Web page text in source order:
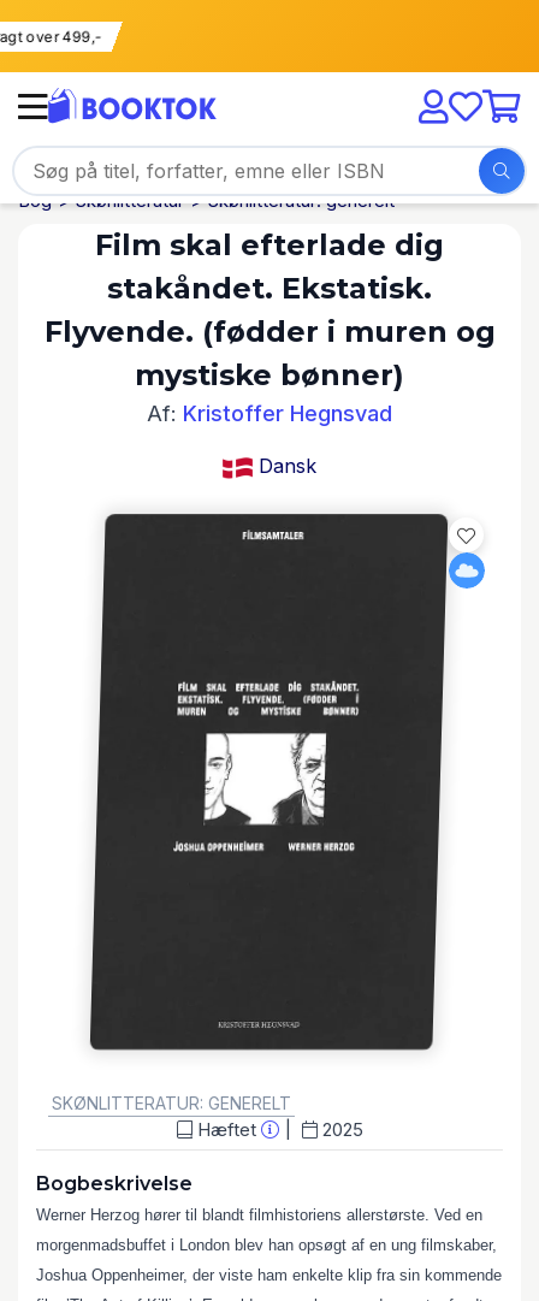
over 499,-
Bog Skønlitteratur Skønlitteratur: generelt
Film skal efterlade dig
stakåndet. Ekstatisk.
Flyvende. (fødder i muren og
mystiske bønner)
Af: Kristoffer Hegnsvad
Dansk
SKØNLITTERATUR: GENERELT
Hæftet 2025
Bogbeskrivelse
Werner Herzog hører til blandt filmhistoriens allerstørste. Ved en
morgenmadsbuffet i London blev han opsøgt af en ung filmskaber,
Joshua Oppenheimer, der viste ham enkelte klip fra sin kommende